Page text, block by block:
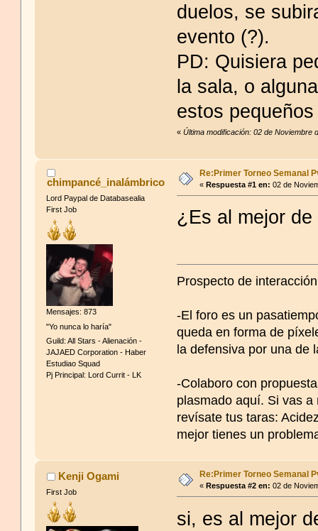
duelos, se
evento (?).
PD: Quisiera
la sala, o
estos
«Última modificación: 02 de Noviembre
chimpancé_inalámbrico
Lord Paypal de Databasealia
First Job
Mensajes: 873
"Yo nunca lo haría"
Guild: All Stars - Alienación -
JAJAED Corporation - Haber
Estudiao Squad
Pj Principal: Lord Currit - LK
Re:Primer Torneo Semanal
«Respuesta #1 en: 02 de
¿Es al mejor
Prospecto de
-El foro es un
queda en forma de
la defensiva por una de
-Colaboro con
plasmado aquí. Si vas
revísate tus taras:
mejor tienes un
-https://
Kenji Ogami
First Job
Re:Primer Torneo Semanal
«Respuesta #2 en: 02 de
si, es al mejor